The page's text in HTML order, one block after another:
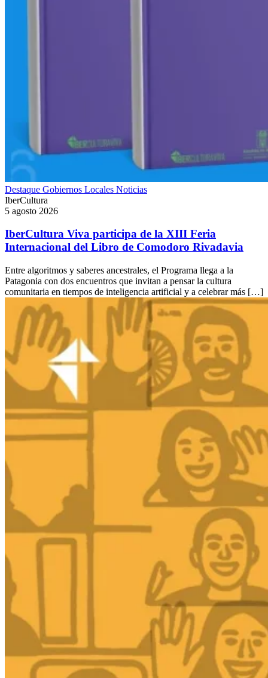
Destaque Gobiernos Locales Noticias
IberCultura
5 agosto 2026
IberCultura Viva participa de la XIII Feria
Internacional del Libro de Comodoro Rivadavia
Entre algoritmos y saberes ancestrales, el Programa llega a la
Patagonia con dos encuentros que invitan a pensar la cultura
comunitaria en tiempos de inteligencia artificial y a celebrar más […]